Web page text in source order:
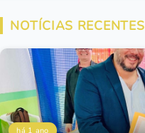
NOTÍCIAS RECENTES
há 1 ano